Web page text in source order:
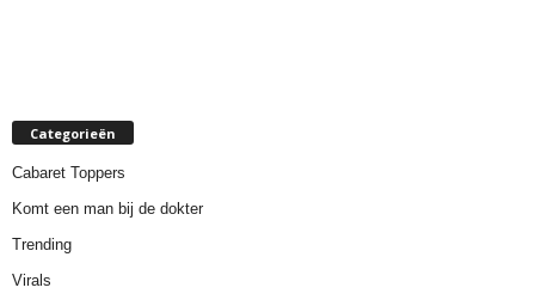
Categorieën
Cabaret Toppers
Komt een man bij de dokter
Trending
Virals